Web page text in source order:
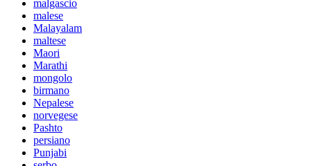
malgascio
malese
Malayalam
maltese
Maori
Marathi
mongolo
birmano
Nepalese
norvegese
Pashto
persiano
Punjabi